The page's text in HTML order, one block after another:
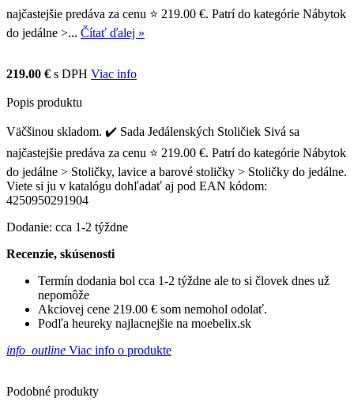
najčastejšie predáva za cenu ⭐ 219.00 €. Patrí do kategórie Nábytok
do jedálne >... Čítať ďalej »
219.00 € s DPH Viac info
Popis produktu
Väčšinou skladom. ✔️ Sada Jedálenských Stoličiek Sivá sa
najčastejšie predáva za cenu ⭐ 219.00 €. Patrí do kategórie Nábytok
do jedálne > Stoličky, lavice a barové stoličky > Stoličky do jedálne.
Viete si ju v katalógu dohľadať aj pod EAN kódom:
4250950291904
Dodanie: cca 1-2 týždne
Recenzie, skúsenosti
Termín dodania bol cca 1-2 týždne ale to si človek dnes už
nepomôže
Akciovej cene 219.00 € som nemohol odolať.
Podľa heureky najlacnejšie na moebelix.sk
info_outline Viac info o produkte
Podobné produkty